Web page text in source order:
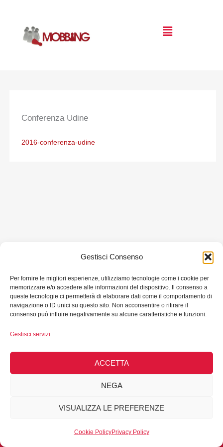
Gestisci Consenso
Per fornire le migliori esperienze, utilizziamo tecnologie come i cookie per
memorizzare e/o accedere alle informazioni del dispositivo. Il consenso a
queste tecnologie ci permetterà di elaborare dati come il comportamento di
navigazione o ID unici su questo sito. Non acconsentire o ritirare il
consenso può influire negativamente su alcune caratteristiche e funzioni.
Gestisci servizi
ACCETTA
NEGA
VISUALIZZA LE PREFERENZE
Cookie PolicyPrivacy Policy
contenuto
Menu
Conferenza Udine
2016-conferenza-udine
Copyright © 2026 Punto di ascolto antimobbing di Udine
- All Rights Reserved - C.F. 94112470300 -
Cookie Policy
Sito realizzato a cura del Punto di Ascolto di Udine con